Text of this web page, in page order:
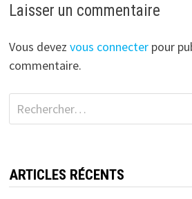
Laisser un commentaire
Vous devez vous connecterpour
commentaire.
Rechercher :
ARTICLES RÉCENTS